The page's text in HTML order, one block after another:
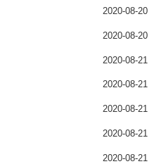
2020-08-20
2020-08-20
2020-08-21
2020-08-21
2020-08-21
2020-08-21
2020-08-21